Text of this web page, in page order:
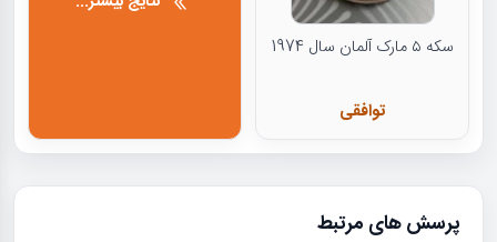
سکه ۵ مارک آلمان سال 1974
توافقی
پرسش های مرتبط